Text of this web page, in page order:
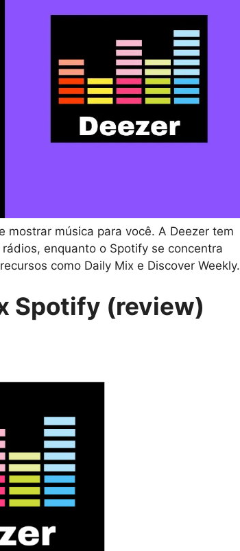
música para você. A Deezer tem
enquanto o Spotify se concentra
como Daily Mix e Discover Weekly.
Spotify (review)